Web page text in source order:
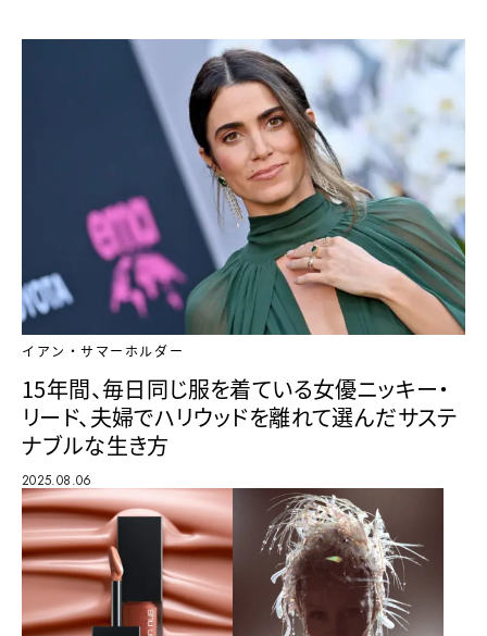
イアン・サマーホルダー
15年間、毎日同じ服を着ている女優ニッキー・
リード、夫婦でハリウッドを離れて選んだサステ
ナブルな生き方
2025.08.06